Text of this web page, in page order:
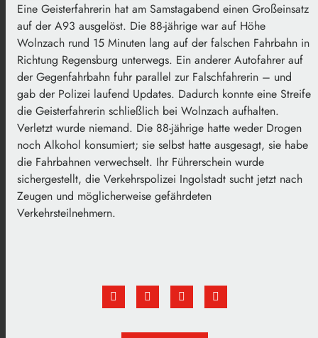
Eine Geisterfahrerin hat am Samstagabend einen Großeinsatz
auf der A93 ausgelöst. Die 88-jährige war auf Höhe
Wolnzach rund 15 Minuten lang auf der falschen Fahrbahn in
Richtung Regensburg unterwegs. Ein anderer Autofahrer auf
der Gegenfahrbahn fuhr parallel zur Falschfahrerin – und
gab der Polizei laufend Updates. Dadurch konnte eine Streife
die Geisterfahrerin schließlich bei Wolnzach aufhalten.
Verletzt wurde niemand. Die 88-jährige hatte weder Drogen
noch Alkohol konsumiert; sie selbst hatte ausgesagt, sie habe
die Fahrbahnen verwechselt. Ihr Führerschein wurde
sichergestellt, die Verkehrspolizei Ingolstadt sucht jetzt nach
Zeugen und möglicherweise gefährdeten
Verkehrsteilnehmern.